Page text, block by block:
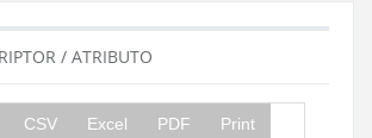
/ ATRIBUTO
CSV Excel PDF Print